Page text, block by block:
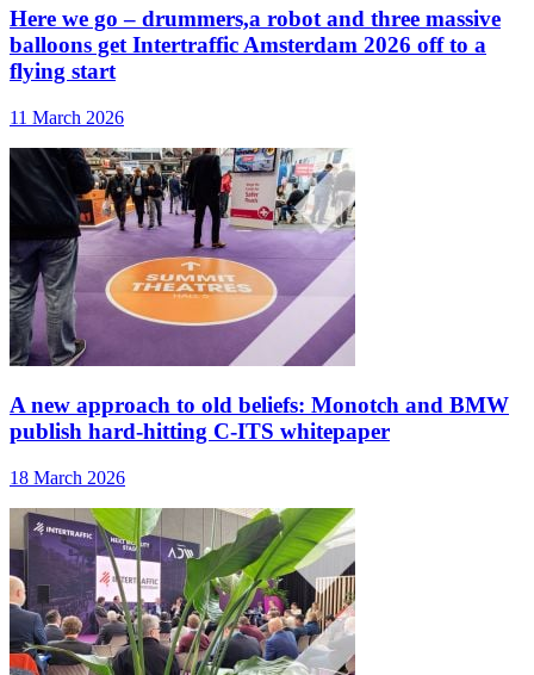
Here we go – drummers,a robot and three massive
balloons get Intertraffic Amsterdam 2026 off to a
flying start
11 March 2026
A new approach to old beliefs: Monotch and BMW
publish hard-hitting C-ITS whitepaper
18 March 2026